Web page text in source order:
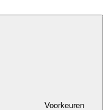
Voorkeuren